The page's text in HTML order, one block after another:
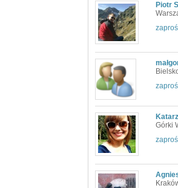
Piotr
zaproś
zaproś
Górki
zaproś